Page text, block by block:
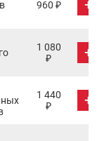
960 ₽ +
1 080
₽
+
1 440
₽
+